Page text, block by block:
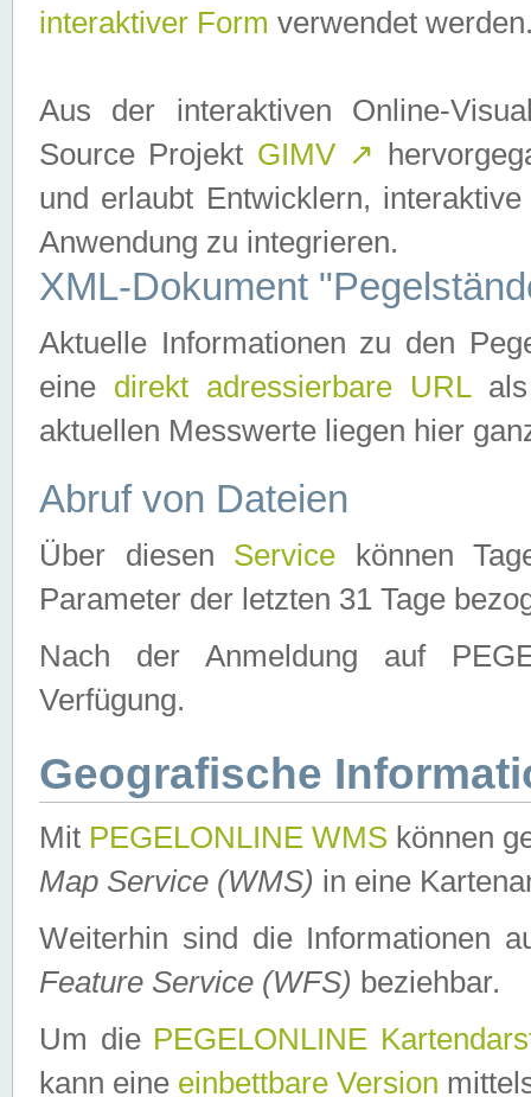
interaktiver Form verwendet
Aus der interaktiven Online-
Source Projekt GIMV ↗
und erlaubt Entwicklern,
Anwendung zu integrieren.
XML-Dokument
Aktuelle Informationen zu den
eine direkt adressierbare URLals
aktuellen Messwerte liegen hier
Abruf von Dateien
Über diesen Service können
Parameter der letzten 31 Tage
Nach der Anmeldung auf
Verfügung.
Geografische
Mit PEGELONLINE WMS können
Map Service (WMS) in eine
Weiterhin sind die Informationen
Feature Service (WFS) beziehbar.
Um die PEGELONLINE
kann eine einbettbare Version